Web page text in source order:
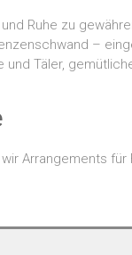
Ruhe zu
–
und Täler,
Arrangements